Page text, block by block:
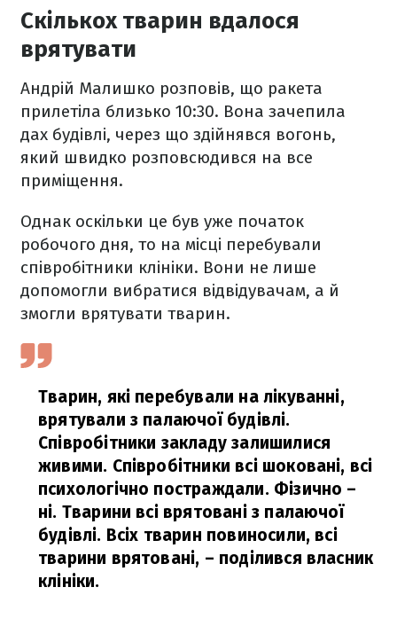
Скількох тварин вдалося
врятувати
Андрій Малишко розповів, що ракета
прилетіла близько 10:30. Вона зачепила
дах будівлі, через що здійнявся вогонь,
який швидко розповсюдився на все
приміщення.
Однак оскільки це був уже початок
робочого дня, то на місці перебували
співробітники клініки. Вони не лише
допомогли вибратися відвідувачам, а й
змогли врятувати тварин.
Тварин, які перебували на лікуванні,
врятували з палаючої будівлі.
Співробітники закладу залишилися
живими. Співробітники всі шоковані, всі
психологічно постраждали. Фізично –
ні. Тварини всі врятовані з палаючої
будівлі. Всіх тварин повиносили, всі
тварини врятовані, – поділився власник
клініки.